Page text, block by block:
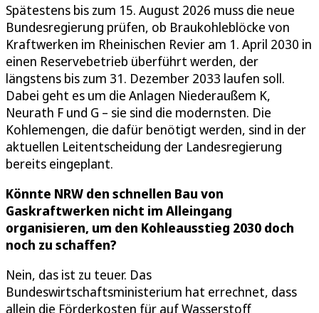
Spätestens bis zum 15. August 2026 muss die neue
Bundesregierung prüfen, ob Braukohleblöcke von
Kraftwerken im Rheinischen Revier am 1. April 2030 in
einen Reservebetrieb überführt werden, der
längstens bis zum 31. Dezember 2033 laufen soll.
Dabei geht es um die Anlagen Niederaußem K,
Neurath F und G – sie sind die modernsten. Die
Kohlemengen, die dafür benötigt werden, sind in der
aktuellen Leitentscheidung der Landesregierung
bereits eingeplant.
Könnte NRW den schnellen Bau von
Gaskraftwerken nicht im Alleingang
organisieren, um den Kohleausstieg 2030 doch
noch zu schaffen?
Nein, das ist zu teuer. Das
Bundeswirtschaftsministerium hat errechnet, dass
allein die Förderkosten für auf Wasserstoff